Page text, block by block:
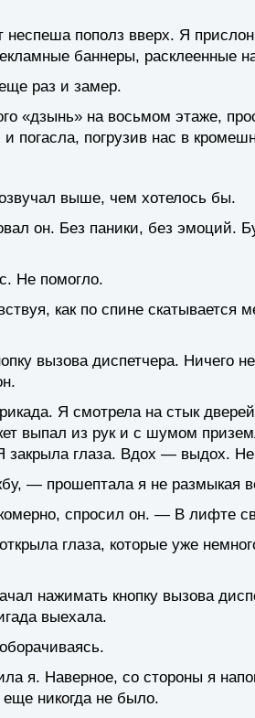
пополз вверх. Я
баннеры, расклеенные
раз и замер.
«дзынь» на восьмом этаже,
и погасла, погрузив нас в
выше, чем хотелось бы.
он. Без паники, без эмоций.
Не помогло.
как по спине скатывается
вызова диспетчера. Ничего
Я смотрела на стык
выпал из рук и с шумом
закрыла глаза. Вдох — выдох. Не
— прошептала я не размыкая
спросил он. — В лифте
глаза, которые уже
нажимать кнопку вызова
выехала.
я. Наверное, со стороны я
никогда не было.